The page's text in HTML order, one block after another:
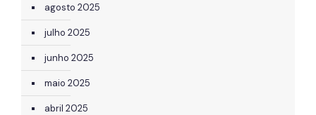
agosto 2025
julho 2025
junho 2025
maio 2025
abril 2025